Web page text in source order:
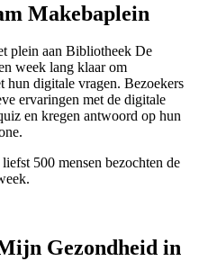
Makebaplein
plein aan Bibliotheek De
week lang klaar om
hun digitale vragen. Bezoekers
ervaringen met de digitale
en kregen antwoord op hun
500 mensen bezochten de
Gezondheid in